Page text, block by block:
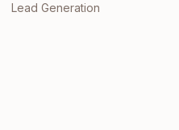
Lead Generation